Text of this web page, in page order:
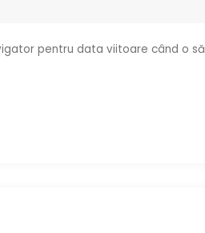
pentru data viitoare când o să